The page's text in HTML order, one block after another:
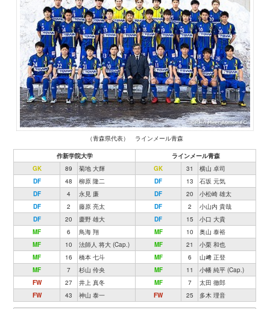
（青森県代表） ラインメール青森
作新学院大学
ラインメール青森
GK
89 菊地 大輝 GK 31
横山 卓司
DF
48 柳原 隆二 DF 13
石坂 元気
DF
4 永見 廉 DF 20
小松崎 雄太
DF
2 藤原 亮太 DF 2
小山内 貴哉
DF
20 慶野 雄大 DF 15
小口 大貴
MF
6 鳥海 翔 MF 10
奥山 泰裕
MF
10 法師人 将大 (Cap.) MF 21
小栗 和也
MF
16 橋本 七斗 MF 6
山﨑 正登
MF
7 杉山 伶央 MF 11
小幡 純平 (Cap.)
FW
27 井上 真冬 MF 7
太田 徹郎
FW
43 神山 泰一 FW 25 多木 理音